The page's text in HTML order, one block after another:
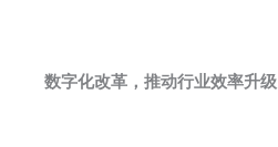
数字化改革，推动行业效率升级